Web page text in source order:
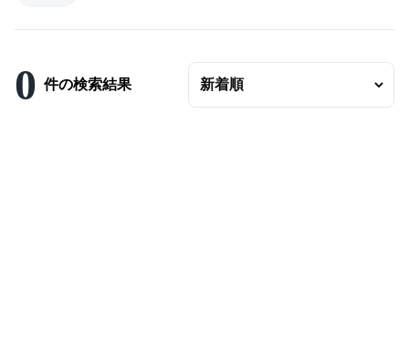
ベッドルーム数
バスルーム数
0 件の検索結果